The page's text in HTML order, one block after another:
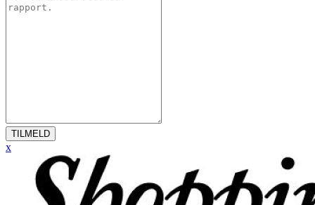
TILMELD
x